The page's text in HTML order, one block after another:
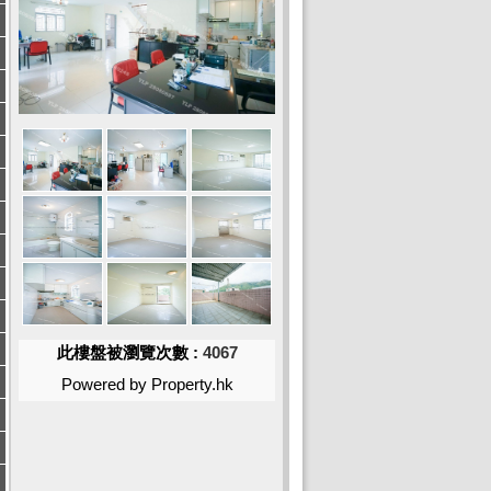
此樓盤被瀏覽次數 : 4067
Powered by Property.hk